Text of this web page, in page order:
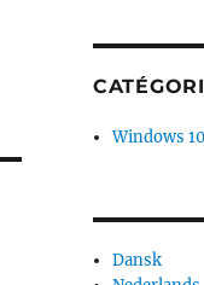
Windows 10
Dansk